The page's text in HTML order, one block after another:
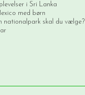
i Sri Lanka
med børn
nationalpark skal du vælge?